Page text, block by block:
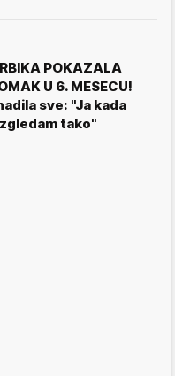
POKAZALA
U 6. MESECU!
sve: "Ja kada
tako"